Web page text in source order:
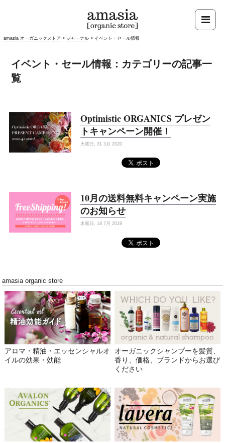
amasia オーガニックストア > ジャーナル > イベント・セール情報
イベント・セール情報：カテゴリーの記事一
覧
Optimistic ORGANICS プレゼン
トキャンペーン開催！
火曜日, 31 3月 2020
10月の送料無料キャンペーン実施
のお知らせ
木曜日, 18 7月 2019
amasia organic store
アロマ・精油・エッセンシャルオ
イルの効果・効能
オーガニックシャンプーを髪質、
香り、価格、ブランドからお選び
ください